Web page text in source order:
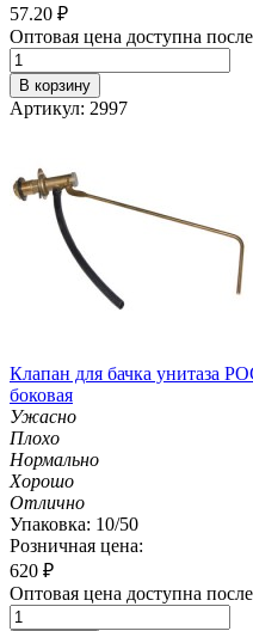
57.20 ₽
Оптовая цена доступна
В корзину
Артикул: 2997
Клапан для бачка унитаза
боковая
Ужасно
Плохо
Нормально
Хорошо
Отлично
Упаковка: 10/50
Розничная цена:
620 ₽
Оптовая цена доступна